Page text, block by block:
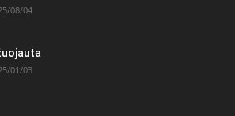
08/04
01/03